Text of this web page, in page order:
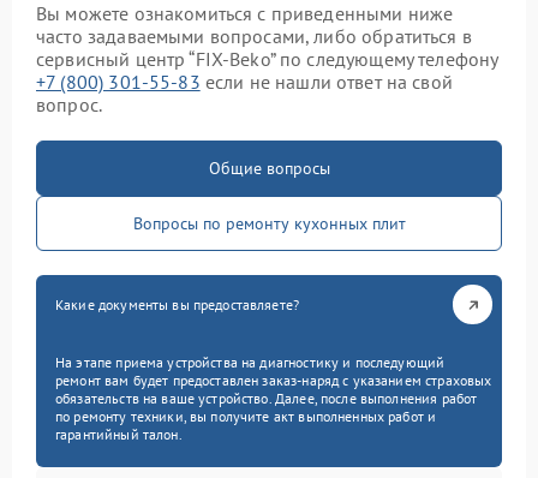
Вы можете ознакомиться с приведенными ниже
часто задаваемыми вопросами, либо обратиться в
сервисный центр “FIX-Beko” по следующему телефону
+7 (800) 301-55-83 если не нашли ответ на свой
вопрос.
Общие вопросы
Вопросы по ремонту кухонных плит
Какие документы вы предоставляете?
На этапе приема устройства на диагностику и последующий
ремонт вам будет предоставлен заказ-наряд с указанием страховых
обязательств на ваше устройство. Далее, после выполнения работ
по ремонту техники, вы получите акт выполненных работ и
гарантийный талон.